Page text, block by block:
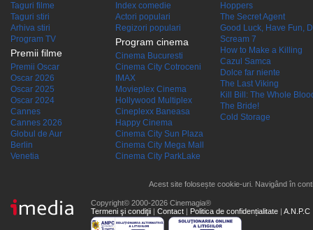
Taguri filme
Taguri stiri
Arhiva stiri
Program TV
Premii filme
Premii Oscar
Oscar 2026
Oscar 2025
Oscar 2024
Cannes
Cannes 2026
Globul de Aur
Berlin
Venetia
Index comedie
Actori populari
Regizori populari
Program cinema
Cinema Bucuresti
Cinema City Cotroceni
IMAX
Movieplex Cinema
Hollywood Multiplex
Cineplexx Baneasa
Happy Cinema
Cinema City Sun Plaza
Cinema City Mega Mall
Cinema City ParkLake
Hoppers
The Secret Agent
Good Luck, Have Fun,
Scream 7
How to Make a Killing
Cazul Samca
Dolce far niente
The Last Viking
Kill Bill: The Whole
The Bride!
Cold Storage
Acest site folosește cookie-uri. Navigând în
Copyright© 2000-2026 Cinemagia®
Termeni şi condiţii | Contact | Politica de confidențialitate | A.N.P.C